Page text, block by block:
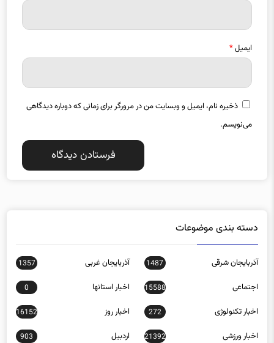
ایمیل*
ذخیره نام، ایمیل و وبسایت من در مرورگر برای زمانی که دوباره دیدگاهی
می‌نویسم.
دسته بندی موضوعات
آذربایجان شرقی 1487 آذربایجان غربی 1357
اجتماعی 15588 اخبار استانها 0
اخبار تکنولوژی 272 اخبار روز 16152
اخبار ورزشی 21392 اردبیل 903